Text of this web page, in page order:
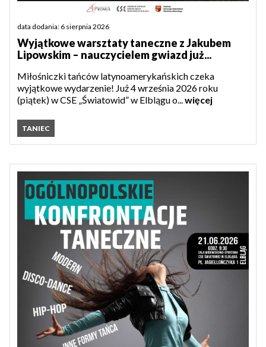
data dodania: 6 sierpnia 2026
Wyjątkowe warsztaty taneczne z Jakubem
Lipowskim – nauczycielem gwiazd już...
Miłośniczki tańców latynoamerykańskich czeka
wyjątkowe wydarzenie! Już 4 września 2026 roku
(piątek) w CSE „Światowid” w Elblągu o...więcej
TANIEC